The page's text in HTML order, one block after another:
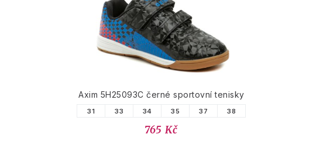
Axim 5H25093C černé sportovní tenisky
31 33 34 35 37 38
765 Kč